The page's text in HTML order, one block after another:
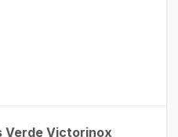
Verde Victorinox